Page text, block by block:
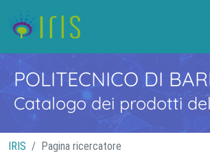
POLITECNICO DI
Catalogo dei prodotti
IRIS Pagina ricercatore